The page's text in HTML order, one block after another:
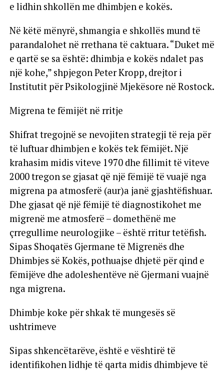
e lidhin shkollën me dhimbjen e kokës.
Në këtë mënyrë, shmangia e shkollës mund të
parandalohet në rrethana të caktuara. “Duket më
e qartë se sa është: dhimbja e kokës ndalet pas
një kohe,” shpjegon Peter Kropp, drejtor i
Institutit për Psikologjinë Mjekësore në Rostock.
Migrena te fëmijët në rritje
Shifrat tregojnë se nevojiten strategji të reja për
të luftuar dhimbjen e kokës tek fëmijët. Një
krahasim midis viteve 1970 dhe fillimit të viteve
2000 tregon se gjasat që një fëmijë të vuajë nga
migrena pa atmosferë (aur)a janë gjashtëfishuar.
Dhe gjasat që një fëmijë të diagnostikohet me
migrenë me atmosferë – domethënë me
çrregullime neurologjike – është rritur tetëfish.
Sipas Shoqatës Gjermane të Migrenës dhe
Dhimbjes së Kokës, pothuajse dhjetë për qind e
fëmijëve dhe adoleshentëve në Gjermani vuajnë
nga migrena.
Dhimbje koke për shkak të mungesës së
ushtrimeve
Sipas shkencëtarëve, është e vështirë të
identifikohen lidhje të qarta midis dhimbjeve të